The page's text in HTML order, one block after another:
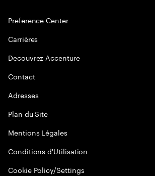
Preference Center
Carrières
Decouvrez Accenture
Contact
Adresses
Plan du Site
Mentions Légales
Conditions d'Utilisation
Cookie Policy/Settings